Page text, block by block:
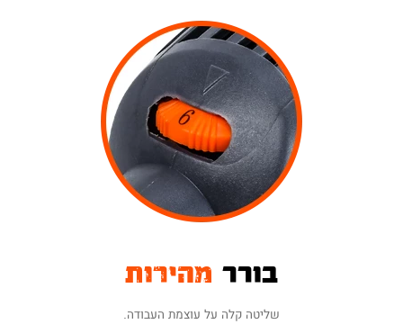
בורר מהירות
שליטה קלה על עוצמת העבודה.